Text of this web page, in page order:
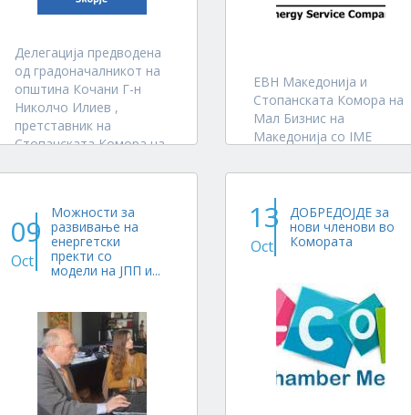
Делегација предводена
од градоначалникот на
општина Кочани Г-н
Николчо Илиев ,
претставник на
Стопанската Комора на
Trade Agency во Скопје
на 7 Септември 2018
остварија останок со
неговата екселенција
ЕВН Македонија и
Стопанската Комора на
Мал Бизнис на
Македонија со IME
Швајцарската агенција
постигнаа Меморандум
за заедничка соработка
за воспоставување на
на енергетски услуги во
Македонија .
Согласно...
09
Oct
Можности за
развивање на
енергетски
пректи со
модели на ЈПП и...
13
Oct
ДОБРЕДОЈДЕ за
нови членови во
Комората